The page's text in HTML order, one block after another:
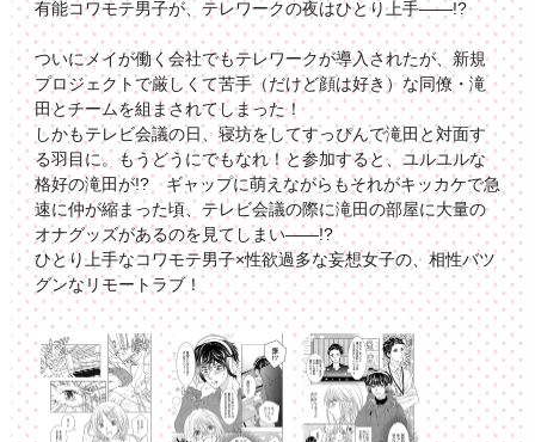
有能コワモテ男子が、テレワークの夜はひとり上手――!?
ついにメイが働く会社でもテレワークが導入されたが、新規
プロジェクトで厳しくて苦手（だけど顔は好き）な同僚・滝
田とチームを組まされてしまった！
しかもテレビ会議の日、寝坊をしてすっぴんで滝田と対面す
る羽目に。もうどうにでもなれ！と参加すると、ユルユルな
格好の滝田が!? ギャップに萌えながらもそれがキッカケで急
速に仲が縮まった頃、テレビ会議の際に滝田の部屋に大量の
オナグッズがあるのを見てしまい――!?
ひとり上手なコワモテ男子×性欲過多な妄想女子の、相性バツ
グンなリモートラブ！